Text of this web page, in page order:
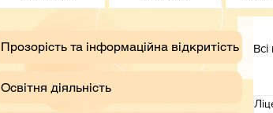
​Прозорість та інформаційна відкритість
Освітня діяльність